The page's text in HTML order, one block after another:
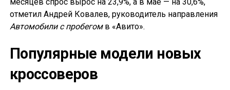
отметил Андрей Ковалев, руководитель направления
Автомобили с пробегомв «Авито».
Популярные модели новых
кроссоверов